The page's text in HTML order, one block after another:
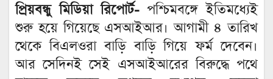
প্রিয়বন্ধু মিডিয়া রিপোর্ট-পশ্চিমবঙ্গে ইতিমধ্যেই
শুরু হয়ে গিয়েছে এসআইআর। আগামী ৪ তারিখ
থেকে বিএলওরা বাড়ি বাড়ি গিয়ে ফর্ম দেবেন।
আর সেদিনই সেই এসআইআরের বিরুদ্ধে পথে